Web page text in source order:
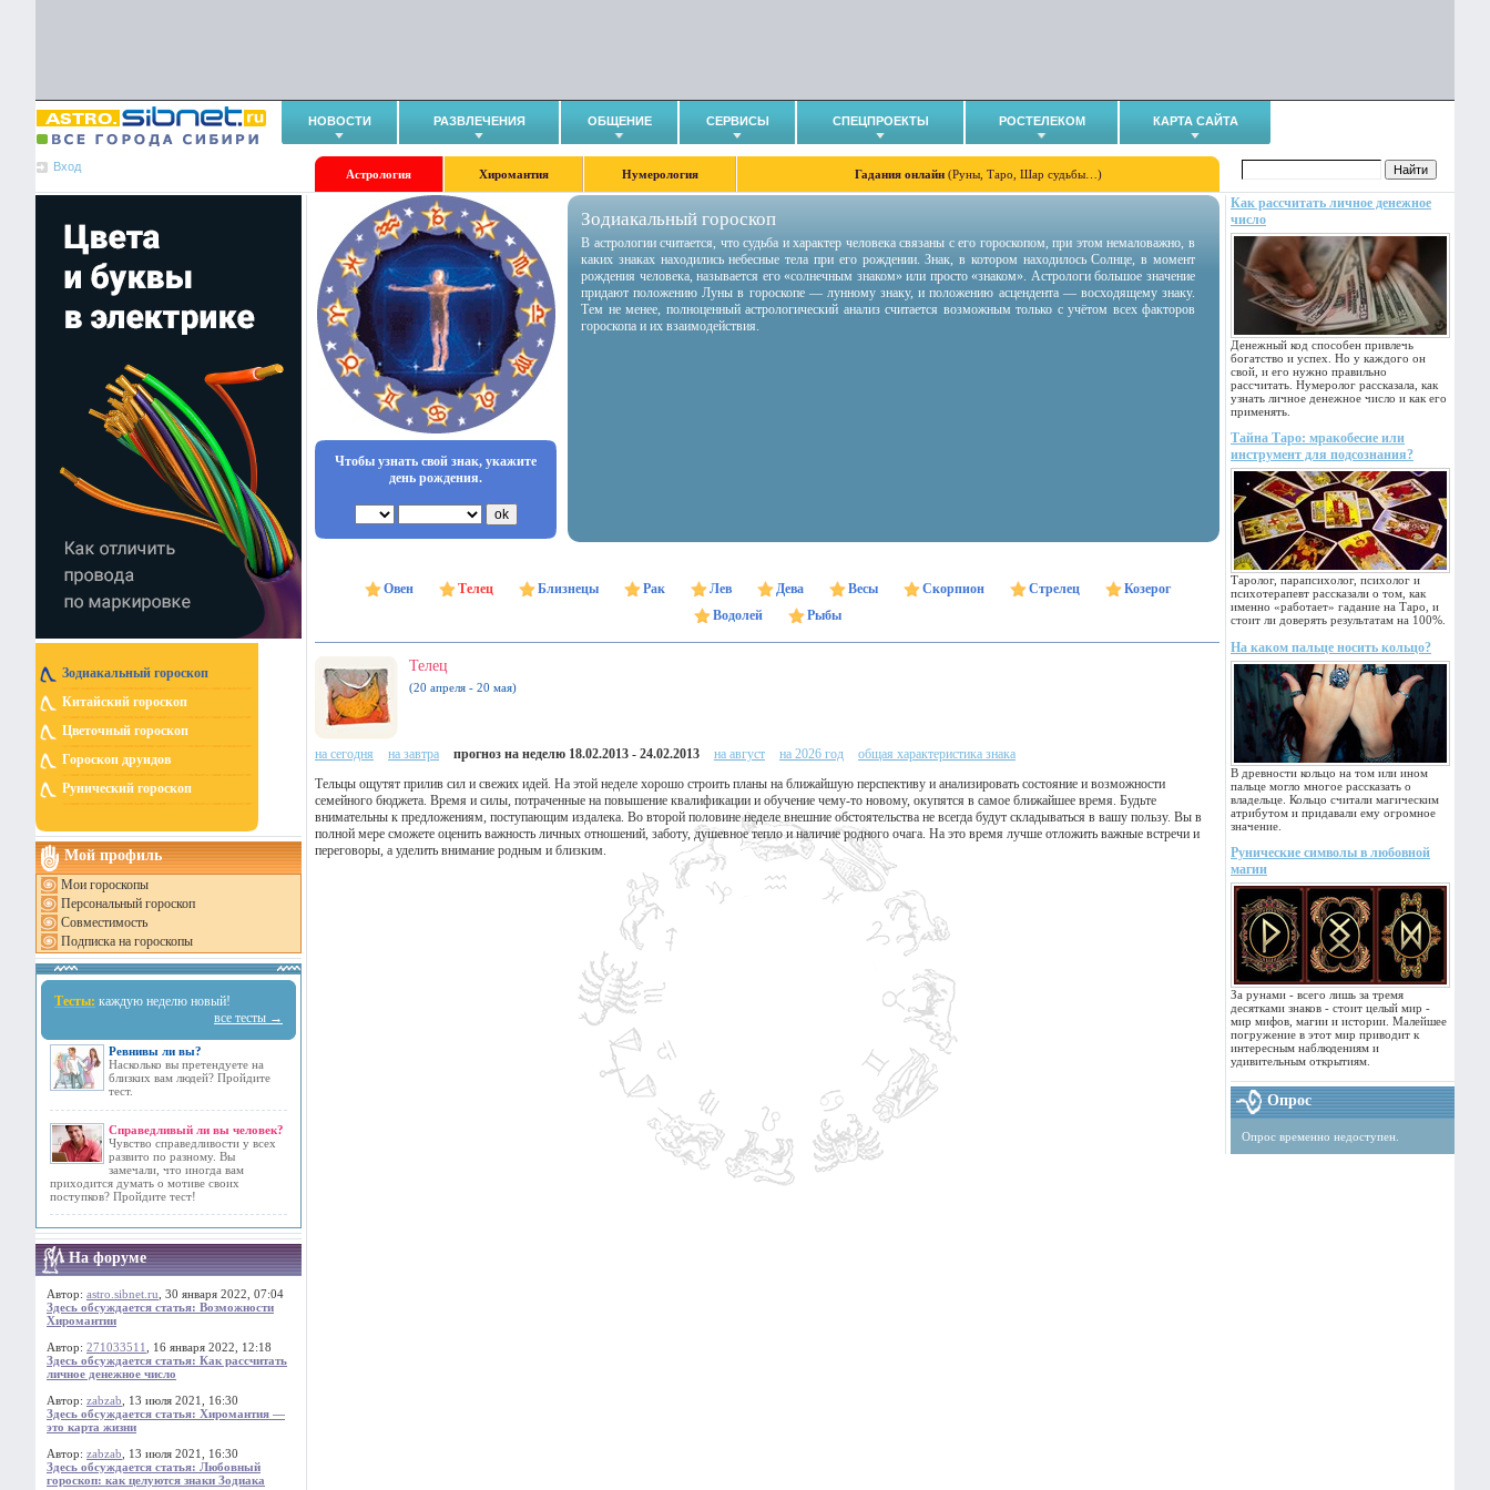
НОВОСТИ РАЗВЛЕЧЕНИЯ ОБЩЕНИЕ СЕРВИСЫ СПЕЦПРОЕКТЫ РОСТЕЛЕКОМ КАРТА САЙТА
Вход
Астрология Хиромантия Нумерология Гадания онлайн (Руны, Таро, Шар судьбы…)
Зодиакальный гороскоп
Китайский гороскоп
Цветочный гороскоп
Гороскоп друидов
Рунический гороскоп
Мой профиль
Мои гороскопы
Персональный гороскоп
Совместимость
Подписка на гороскопы
Тесты: каждую неделю новый!
все тесты →
Ревнивы ли вы?
Насколько вы претендуете на
близких вам людей? Пройдите
тест.
Справедливый ли вы человек?
Чувство справедливости у всех
развито по разному. Вы
замечали, что иногда вам
приходится думать о мотиве своих
поступков? Пройдите тест!
На форуме
Автор: astro.sibnet.ru , 30 января 2022, 07:04
Здесь обсуждается статья: Возможности
Хиромантии
Автор: 271033511
, 16 января 2022, 12:18
Здесь обсуждается статья: Как рассчитать
личное денежное число
Автор: zabzab , 13 июля 2021, 16:30
Здесь обсуждается статья: Хиромантия —
это карта жизни
Автор: zabzab , 13 июля 2021, 16:30
Здесь обсуждается статья: Любовный
гороскоп: как целуются знаки Зодиака
Как рассчитать личное денежное
число
Денежный код способен привлечь
богатство и успех. Но у каждого он
свой, и его нужно правильно
рассчитать. Нумеролог рассказала, как
узнать личное денежное число и как его
применять.
Тайна Таро: мракобесие или
инструмент для подсознания?
Таролог, парапсихолог, психолог и
психотерапевт рассказали о том, как
именно «работает» гадание на Таро, и
стоит ли доверять результатам на 100%.
На каком пальце носить кольцо?
В древности кольцо на том или ином
пальце могло многое рассказать о
владельце. Кольцо считали магическим
атрибутом и придавали ему огромное
значение.
Рунические символы в любовной
магии
За рунами - всего лишь за тремя
десятками знаков - стоит целый мир -
мир мифов, магии и истории. Малейшее
погружение в этот мир приводит к
интересным наблюдениям и
удивительным открытиям.
Опрос
Опрос временно недоступен.
Чтобы узнать свой знак, укажите
день рождения.
Зодиакальный гороскоп
В астрологии считается, что судьба и характер человека связаны с его гороскопом, при этом немаловажно, в
каких знаках находились небесные тела при его рождении. Знак, в котором находилось Солнце, в момент
рождения человека, называется его «солнечным знаком» или просто «знаком». Астрологи большое значение
придают положению Луны в гороскопе — лунному знаку, и положению асцендента — восходящему знаку.
Тем не менее, полноценный астрологический анализ считается возможным только с учётом всех факторов
гороскопа и их взаимодействия.
Овен Телец Близнецы Рак Лев Дева Весы Скорпион Стрелец
Козерог
Водолей
Рыбы
Телец
(20 апреля - 20 мая)
на сегодня на завтра прогноз на неделю 18.02.2013 - 24.02.2013 на август на 2026 год
общая характеристика знака
Тельцы ощутят прилив сил и свежих идей. На этой неделе хорошо строить планы на ближайшую перспективу и анализировать состояние и возможности
семейного бюджета. Время и силы, потраченные на повышение квалификации и обучение чему-то новому, окупятся в самое ближайшее время. Будьте
внимательны к предложениям, поступающим издалека. Во второй половине неделе внешние обстоятельства не всегда будут складываться в вашу пользу. Вы в
полной мере сможете оценить важность личных отношений, заботу, душевное тепло и наличие родного очага. На это время лучше отложить важные встречи и
переговоры, а уделить внимание родным и близким.